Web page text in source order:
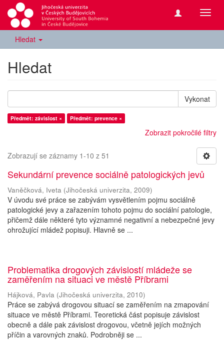
Hledat
Hledat
Vykonat
Předmět: závislost × Předmět: prevence ×
Zobrazit pokročilé filtry
Zobrazují se záznamy 1-10 z 51
Sekundární prevence sociálně patologických jevů
Vaněčková, Iveta (Jihočeská univerzita, 2009)
V úvodu své práce se zabývám vysvětlením pojmu sociálně
patologické jevy a zařazením tohoto pojmu do sociální patologie,
přičemž dále některé tyto významné negativní a nebezpečné jevy
ohrožující mládež popisuji. Hlavně se ...
Problematika drogových závislostí mládeže se
zaměřením na situaci ve městě Příbrami
Hájková, Pavla (Jihočeská univerzita, 2010)
Práce se zabývá drogovou situací se zaměřením na zmapování
situace ve městě Příbrami. Teoretická část popisuje závislost
obecně a dále pak závislost drogovou, včetně jejích možných
příčin a varovných znaků. Podrobněji se ...